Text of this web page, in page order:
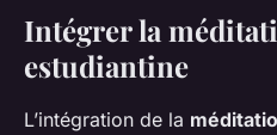
Intégrer la
estudiantine
L’intégration de la